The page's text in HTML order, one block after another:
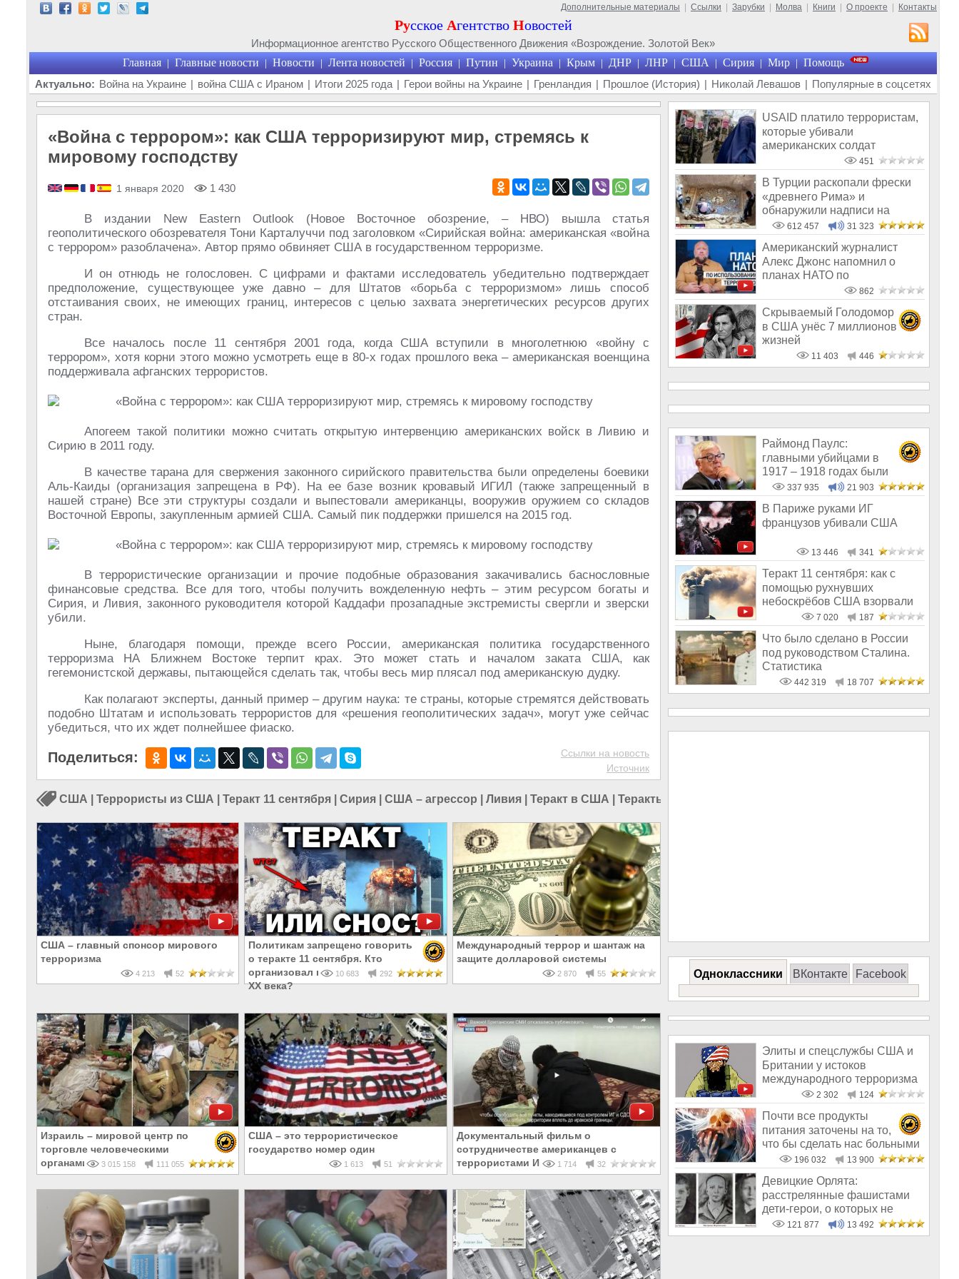
Дополнительные материалы Ссылки Зарубки Молва Книги О проекте Контакты
Русское Агентство Новостей
Информационное агентство Русского Общественного Движения «Возрождение. Золотой Век»
Главная | Главные новости | Новости | Лента новостей | Россия | Путин | Украина | Крым | ДНР | ЛНР | США | Сирия | Мир | Помощь
Актуально: Война на Украине | война США с Ираном | Итоги 2025 года | Герои войны на Украине | Гренландия | Прошлое (История) | Николай Левашов | Популярные в соцсетях
«Война с террором»: как США терроризируют мир, стремясь к
мировому господству
1 января 2020 1 430
В издании New Eastern Outlook (Новое Восточное обозрение, – НВО) вышла статья
геополитического обозревателя Тони Карталуччи под заголовком «Сирийская война: американская «война
с террором» разоблачена». Автор прямо обвиняет США в государственном терроризме.
И он отнюдь не голословен. С цифрами и фактами исследователь убедительно подтверждает
предположение, существующее уже давно – для Штатов «борьба с терроризмом» лишь способ
отстаивания своих, не имеющих границ, интересов с целью захвата энергетических ресурсов других
стран.
Все началось после 11 сентября 2001 года, когда США вступили в многолетнюю «войну с
террором», хотя корни этого можно усмотреть еще в 80-х годах прошлого века – американская военщина
поддерживала афганских террористов.
Апогеем такой политики можно считать открытую интервенцию американских войск в Ливию и
Сирию в 2011 году.
В качестве тарана для свержения законного сирийского правительства были определены боевики
Аль-Каиды (организация запрещена в РФ). На ее базе возник кровавый ИГИЛ (также запрещенный в
нашей стране) Все эти структуры создали и выпестовали американцы, вооружив оружием со складов
Восточной Европы, закупленным армией США. Самый пик поддержки пришелся на 2015 год.
В террористические организации и прочие подобные образования закачивались баснословные
финансовые средства. Все для того, чтобы получить вожделенную нефть – этим ресурсом богаты и
Сирия, и Ливия, законного руководителя которой Каддафи прозападные экстремисты свергли и зверски
убили.
Ныне, благодаря помощи, прежде всего России, американская политика государственного
терроризма НА Ближнем Востоке терпит крах. Это может стать и началом заката США, как
гегемонистской державы, пытающейся сделать так, чтобы весь мир плясал под американскую дудку.
Как полагают эксперты, данный пример – другим наука: те страны, которые стремятся действовать
подобно Штатам и использовать террористов для «решения геополитических задач», могут уже сейчас
убедиться, что их ждет полнейшее фиаско.
Поделиться:
Ссылки на новость
Источник
США Террористы из США Теракт 11 сентября Сирия США – агрессор Ливия Теракт в США Теракты в США
США – главный спонсор мирового
терроризма
4 213 52
Политикам запрещено говорить
о теракте 11 сентября. Кто
организовал крупнейшую трагедию
ХХ века?
10 683 292
Международный террор и шантаж на
защите долларовой системы
2 870 55
Израиль – мировой центр по
торговле человеческими
органами
3 015 158 111 055
США – это террористическое
государство номер один
1 613 51
Документальный фильм о
сотрудничестве американцев с
террористами ИГИЛ в Сирии
1 714 32
USAID платило террористам,
которые убивали
американских солдат
451
В Турции раскопали фрески
«древнего Рима» и
обнаружили надписи на
Русском!
612 457 31 323
Американский журналист
Алекс Джонс напомнил о
планах НАТО по
использованию террорис
862
Скрываемый Голодомор
в США унёс 7 миллионов
жизней
11 403 446
Раймонд Паулс:
главными убийцами в
1917 – 1918 годах были
латыши и евреи, а не русс
337 935 21 903
В Париже руками ИГ
французов убивали США
13 446 341
Теракт 11 сентября: как с
помощью рухнувших
небоскрёбов США взорвали
весь мир
7 020 187
Что было сделано в России
под руководством Сталина.
Статистика
442 319 18 707
Одноклассники ВКонтакте Facebook
Элиты и спецслужбы США и
Британии у истоков
международного терроризма
2 302 124
Почти все продукты
питания заточены на то,
что бы сделать нас больными
и бесплодным
196 032 13 900
Девицкие Орлята:
расстрелянные фашистами
дети-герои, о которых не
рассказывают в шк
121 877 13 492